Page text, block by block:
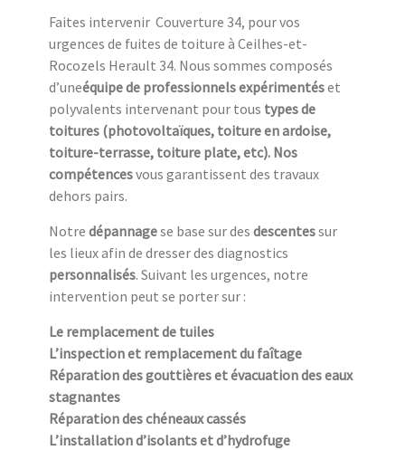
Faites intervenir Couverture 34, pour vos
urgences de fuites de toiture à Ceilhes-et-
Rocozels Herault 34. Nous sommes composés
d’uneéquipe de professionnels expérimentéset
polyvalents intervenant pour tous types de
toitures (photovoltaïques, toiture en ardoise,
toiture-terrasse, toiture plate, etc). Nos
compétencesvous garantissent des travaux
dehors pairs.
Notre dépannagese base sur des descentessur
les lieux afin de dresser des diagnostics
personnalisés. Suivant les urgences, notre
intervention peut se porter sur :
Le remplacement de tuiles
L’inspection et remplacement du faîtage
Réparation des gouttières et évacuation des eaux
stagnantes
Réparation des chéneaux cassés
L’installation d’isolants et d’hydrofuge